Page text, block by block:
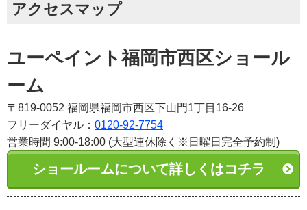
アクセスマップ
ユーペイント福岡市西区ショール
ーム
〒819-0052 福岡県福岡市西区下山門1丁目16-26
フリーダイヤル： 0120-92-7754
営業時間 9:00-18:00 (大型連休除く※日曜日完全予約制)
ショールームについて詳しくはコチラ